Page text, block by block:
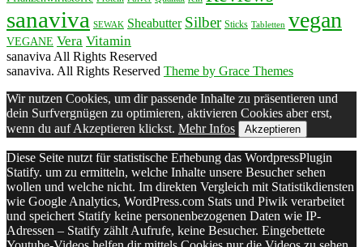
sanaviva SEWAK Sheabutter Silber Sticks Tabletten vegan
VEGANE Vera Vitamin
sanaviva All Rights Reserved
sanaviva. All Rights Reserved Theme by Grace Themes
Wir nutzen Cookies, um dir passende Inhalte zu präsentieren und
dein Surfvergnügen zu optimieren, aktivieren Cookies aber erst,
wenn du auf Akzeptieren klickst. Mehr Infos Akzeptieren
Diese Seite nutzt für statistische Erhebung das WordpressPlugin
Statify. um zu ermitteln, welche Inhalte unsere Besucher sehen
wollen und welche nicht. Im direkten Vergleich mit Statistikdiensten
wie Google Analytics, WordPress.com Stats und Piwik verarbeitet
und speichert Statify keine personenbezogenen Daten wie IP-
Adressen – Statify zählt Aufrufe, keine Besucher. Eingebettete